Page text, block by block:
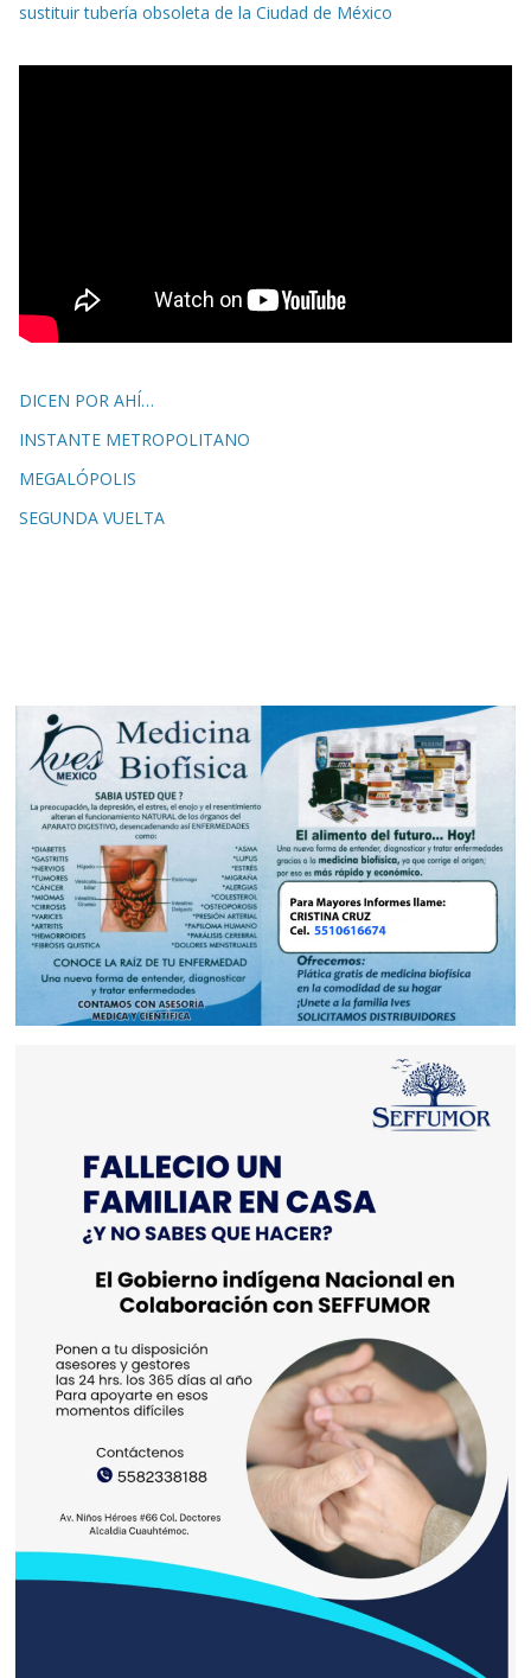
sustituir tubería obsoleta de la Ciudad de México
DICEN POR AHÍ…
INSTANTE METROPOLITANO
MEGALÓPOLIS
SEGUNDA VUELTA